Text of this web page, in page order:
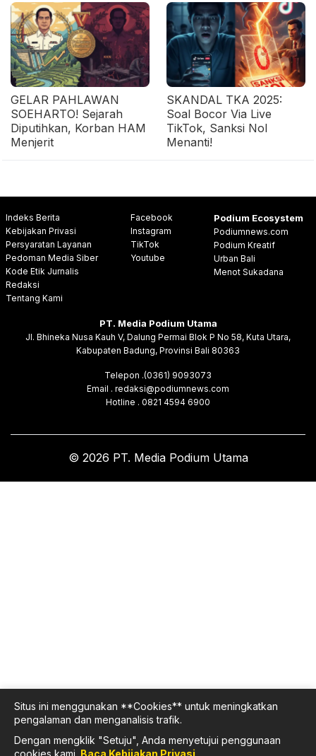
GELAR PAHLAWAN
SOEHARTO! Sejarah
Diputihkan, Korban HAM
Menjerit
SKANDAL TKA 2025:
Soal Bocor Via Live
TikTok, Sanksi Nol
Menanti!
Indeks Berita
Kebijakan Privasi
Persyaratan Layanan
Pedoman Media Siber
Kode Etik Jurnalis
Redaksi
Tentang Kami
Facebook
Instagram
TikTok
Youtube
Podium Ecosystem
Podiumnews.com
Podium Kreatif
Urban Bali
Menot Sukadana
PT. Media Podium Utama
Jl. Bhineka Nusa Kauh V, Dalung Permai Blok P No 58, Kuta Utara,
Kabupaten Badung, Provinsi Bali 80363
Telepon .(0361) 9093073
Email . redaksi@podiumnews.com
Hotline . 0821 4594 6900
© 2026 PT. Media Podium Utama
Situs ini menggunakan **Cookies** untuk meningkatkan
pengalaman dan menganalisis trafik.
Dengan mengklik "Setuju", Anda menyetujui penggunaan
cookies kami. Baca Kebijakan Privasi